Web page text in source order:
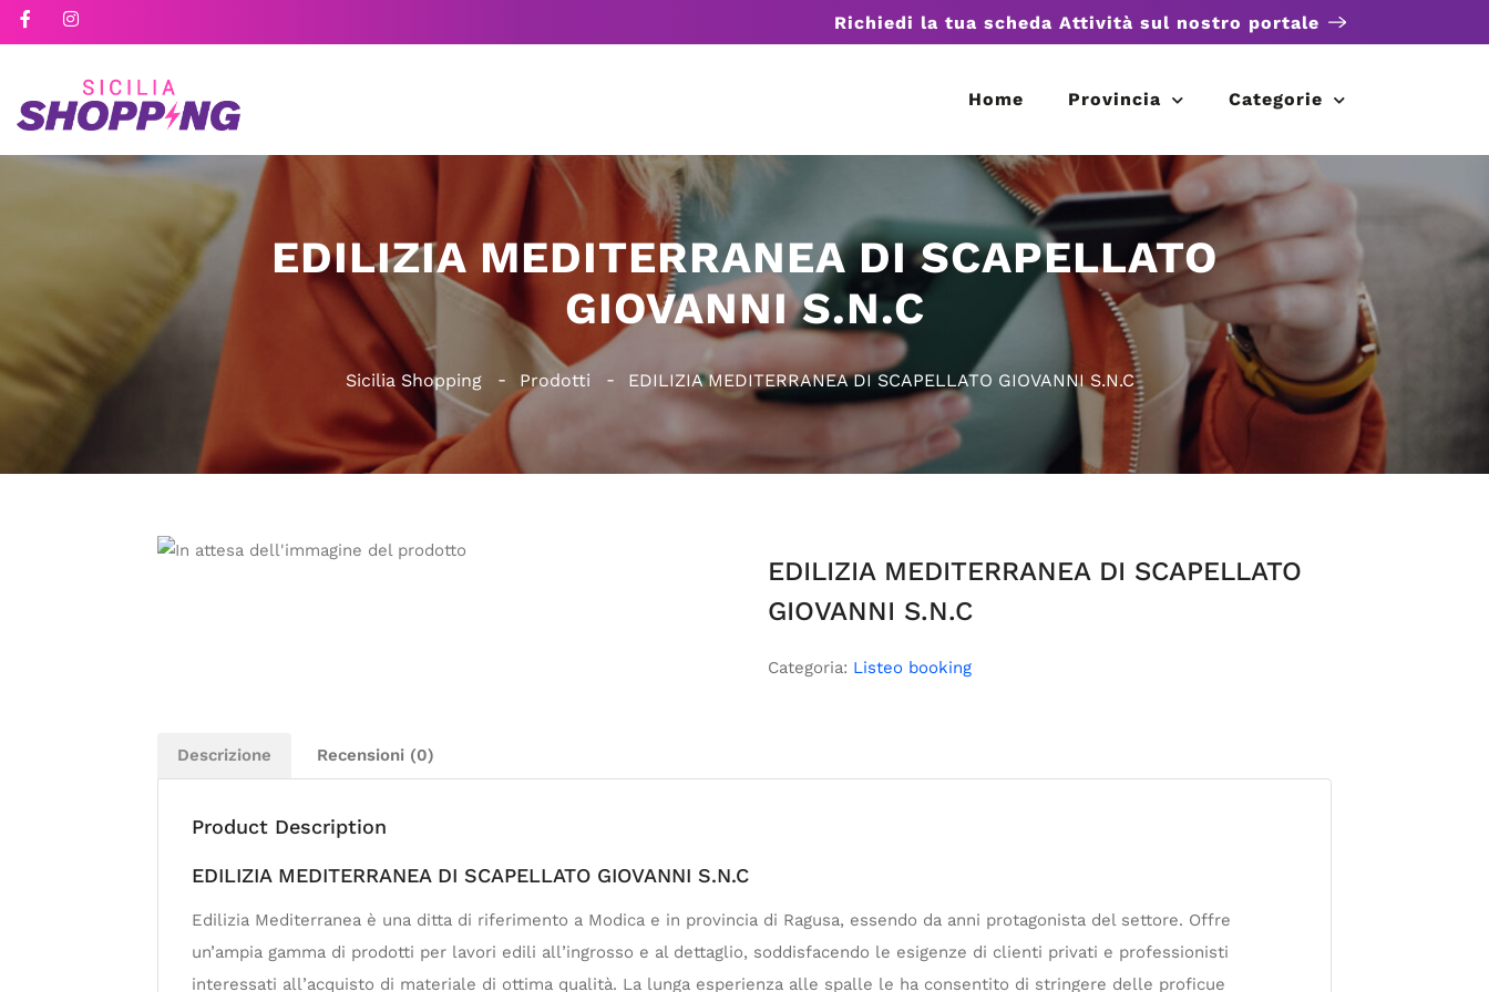
Richiedi la tua scheda Attività sul nostro portale
Home Provincia Categorie
EDILIZIA MEDITERRANEA DI SCAPELLATO
GIOVANNI S.N.C
Sicilia Shopping Prodotti EDILIZIA MEDITERRANEA DI SCAPELLATO GIOVANNI S.N.C
EDILIZIA MEDITERRANEA DI SCAPELLATO
GIOVANNI S.N.C
Categoria: Listeo booking
Descrizione Recensioni (0)
Product Description
EDILIZIA MEDITERRANEA DI SCAPELLATO GIOVANNI S.N.C
Edilizia Mediterranea è una ditta di riferimento a Modica e in provincia di Ragusa, essendo da anni protagonista del settore. Offre
un’ampia gamma di prodotti per lavori edili all’ingrosso e al dettaglio, soddisfacendo le esigenze di clienti privati e professionisti
interessati all’acquisto di materiale di ottima qualità. La lunga esperienza alle spalle le ha consentito di stringere delle proficue